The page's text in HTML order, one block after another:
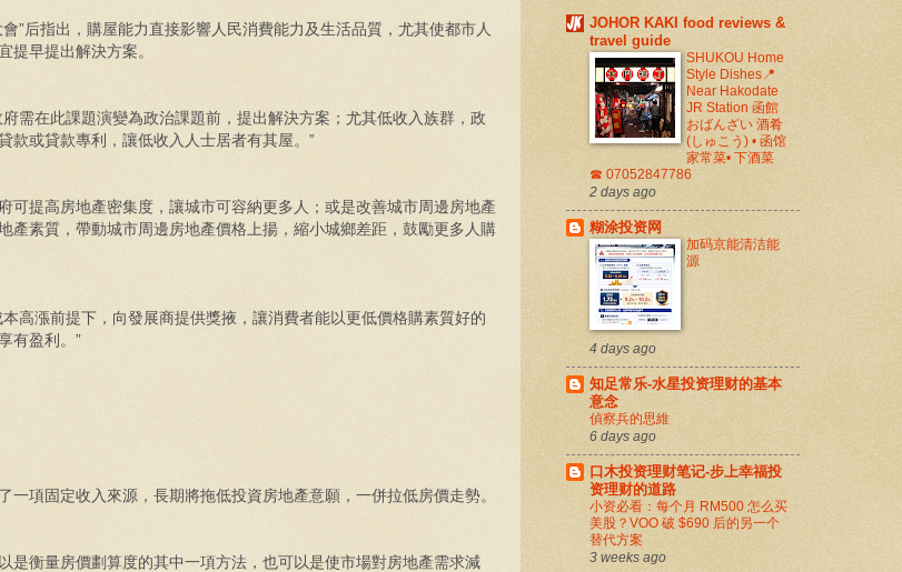
”后指出，購屋能力直接影響人民消費能力及生活品質，尤其使都市人
提早提出解決方案。
需在此課題演變為政治課題前，提出解決方案；尤其低收入族群，政
款或貸款專利，讓低收入人士居者有其屋。”
可提高房地產密集度，讓城市可容納更多人；或是改善城市周邊房地產
產素質，帶動城市周邊房地產價格上揚，縮小城鄉差距，鼓勵更多人購
高漲前提下，向發展商提供獎掖，讓消費者能以更低價格購素質好的
有盈利。”
一項固定收入來源，長期將拖低投資房地產意願，一併拉低房價走勢。
是衡量房價劃算度的其中一項方法，也可以是使市場對房地產需求減
JOHOR KAKI food reviews &
travel guide
SHUKOU Home
Style Dishes📍
Near Hakodate
JR Station 函館
おばんざい 酒肴
(しゅこう) • 函馆
家常菜• 下酒菜
☎ 07052847786
2 days ago
糊涂投资网
加码京能清洁能
源
4 days ago
知足常乐-水星投资理财的基本
意念
偵察兵的思維
6 days ago
口木投资理财笔记-步上幸福投
资理财的道路
小资必看：每个月 RM500 怎么买
美股？VOO 破 $690 后的另一个
替代方案
3 weeks ago